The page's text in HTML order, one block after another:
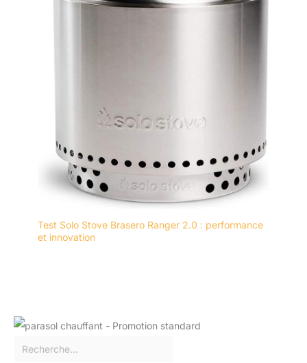
Test Solo Stove Brasero Ranger 2.0 : performance
et innovation